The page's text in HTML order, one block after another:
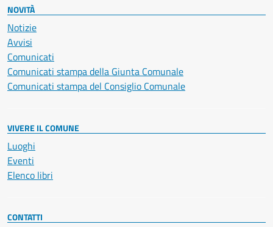
NOVITÀ
Notizie
Avvisi
Comunicati
Comunicati stampa della Giunta Comunale
Comunicati stampa del Consiglio Comunale
VIVERE IL COMUNE
Luoghi
Eventi
Elenco libri
CONTATTI